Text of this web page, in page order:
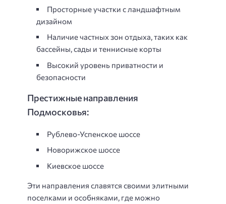
Просторные участки с ландшафтным
дизайном
Наличие частных зон отдыха, таких как
бассейны, сады и теннисные корты
Высокий уровень приватности и
безопасности
Престижные направления
Подмосковья:
Рублево-Успенское шоссе
Новорижское шоссе
Киевское шоссе
Эти направления славятся своими элитными
поселками и особняками, где можно